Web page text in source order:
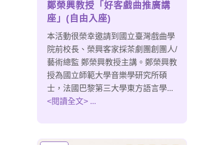
鄭榮興教授「好客戲曲推廣講
座」(自由入座)
本活動很榮幸邀請到國立臺灣戲曲學
院前校長、榮興客家採茶劇團創團人/
藝術總監 鄭榮興教授主講。鄭榮興教
授為國立師範大學音樂學研究所碩
士，法國巴黎第三大學東方語言學...
<閱讀全文> ...